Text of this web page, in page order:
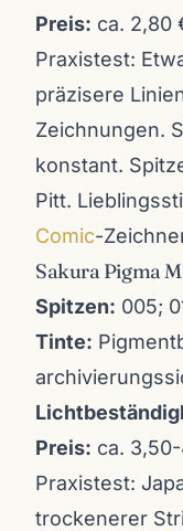
Preis: ca. 2,80
Praxistest:
präzisere
Zeichnungen.
konstant.
Pitt.
Comic-
Sakura Pigma
Spitzen: 005;
Tinte:
Preis: ca.
Praxistest:
trockenerer